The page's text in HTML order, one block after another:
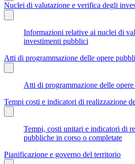
Nuclei di valutazione e verifica degli
Informazioni relative ai nuclei di
investimenti pubblici
Atti di programmazione delle opere
Atti di programmazione delle
Tempi costi e indicatori di realizzazione
Tempi, costi unitari e indicatori di
pubbliche in corso o completate
Pianificazione e governo del territorio